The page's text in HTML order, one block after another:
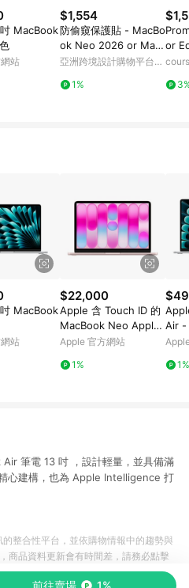
以扣除禮品卡後的實際付款
金額及回饋點數依據將以商
起回饋點數以商品未稅價
品且為分批出貨，「LINE購
訊，其餘商品資訊將於出貨
>我的訂單>已訂購」。 11.
MacBook
站
$1,554
防偷窺保護貼 - MacBo
ok Neo 2026 or Mac
book Air 13.6 or 15.3
亞洲跨境設計購物平台
1%
or
MacBook
站
$22,000
Apple 含 Touch ID 的
MacBook Neo Apple
A18 Pro 晶片 - 胭粉色
Apple 官方網站
1%
Air -
1%
筆電 13 吋 ，設計輕量，並具備滿
心建構，也為 Apple Intelligence 打
前往賣場 1%
整合性平台，並依購物情報中的趨勢與
商品資料更新會有時間差，請務必點擊
購物條件，一切資訊以合作廠商網頁為